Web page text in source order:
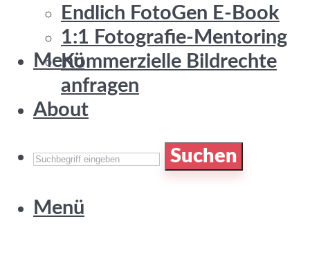
Endlich FotoGen E-Book
1:1 Fotografie-Mentoring
Kommerzielle Bildrechte
anfragen
About
Suchen
Menü
Menü